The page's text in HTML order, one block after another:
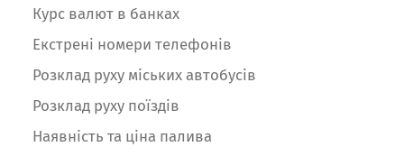
Курс валют в банках
Екстрені номери телефонів
Розклад руху міських автобусів
Розклад руху поїздів
Наявність та ціна палива